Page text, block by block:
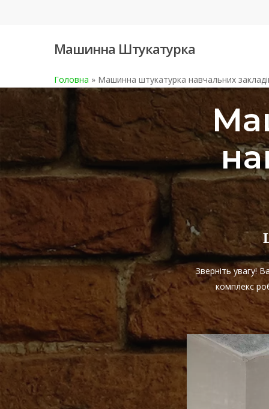
Машинна Штукатурка
Головна » Машинна штукатурка навчальних
Зверніть увагу!
комплекс